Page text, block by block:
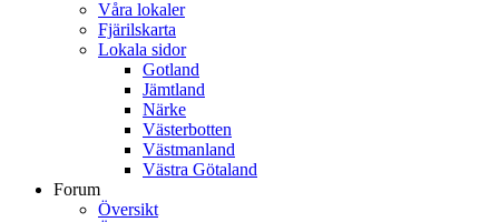
Våra lokaler
Fjärilskarta
Lokala sidor
Gotland
Jämtland
Närke
Västerbotten
Västmanland
Västra Götaland
Forum
Översikt